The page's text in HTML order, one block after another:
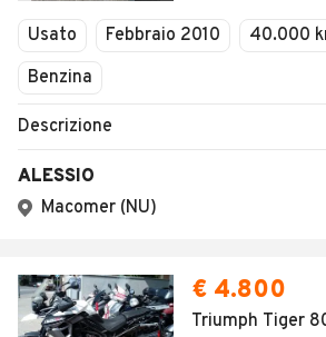
Usato Febbraio 2010 40.000
Benzina
Descrizione
ALESSIO
Macomer (NU)
€ 4.800
Triumph Tiger